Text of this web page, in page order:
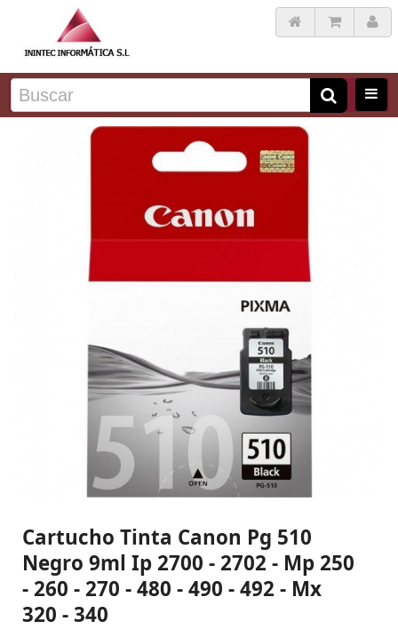
Cartucho Tinta Canon Pg 510
Negro 9ml Ip 2700 - 2702 - Mp 250
- 260 - 270 - 480 - 490 - 492 - Mx
320 - 340